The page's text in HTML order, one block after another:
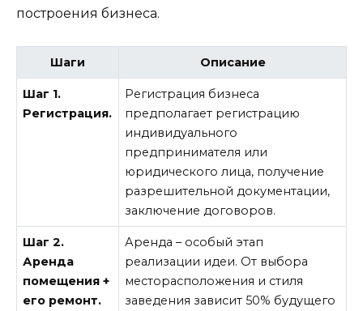
построения бизнеса.
Шаги Описание
Шаг 1.
Регистрация.
Регистрация бизнеса
предполагает регистрацию
индивидуального
предпринимателя или
юридического лица, получение
разрешительной документации,
заключение договоров.
Шаг 2.
Аренда
помещения +
его ремонт.
Аренда – особый этап
реализации идеи. От выбора
месторасположения и стиля
заведения зависит 50% будущего